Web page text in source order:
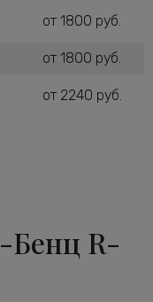
от 1800 руб.
от 1800 руб.
от 2240 руб.
Бенц R-